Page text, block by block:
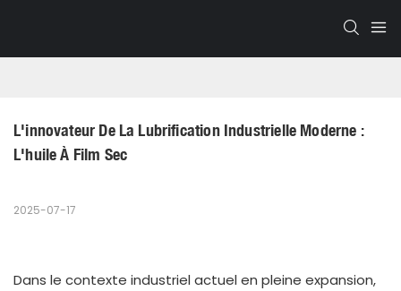
L'innovateur De La Lubrification Industrielle Moderne :
L'huile À Film Sec
2025-07-17
Dans le contexte industriel actuel en pleine expansion,